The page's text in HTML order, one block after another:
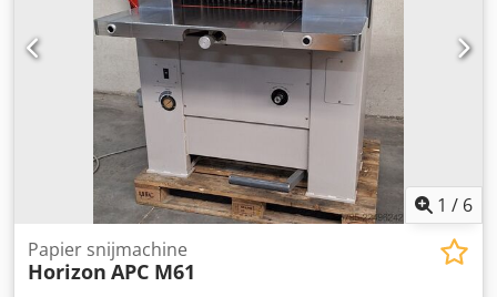
1 / 6
Papier snijmachine
Horizon APC M61